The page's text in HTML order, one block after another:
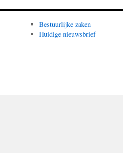
Bestuurlijke zaken
Huidige nieuwsbrief